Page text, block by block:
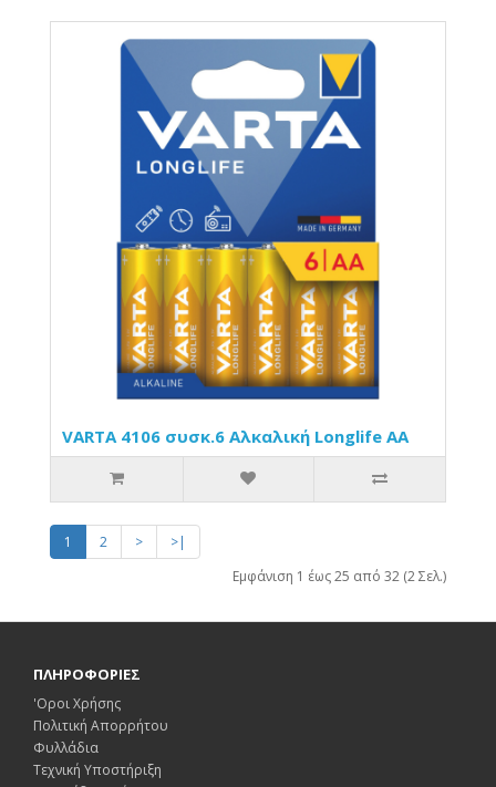
VARTA 4106 συσκ.6 Αλκαλική Longlife AA
1 2 >
>|
Εμφάνιση 1 έως 25 από 32 (2 Σελ.)
ΠΛΗΡΟΦΟΡΙΕΣ
'Οροι Χρήσης
Πολιτική Απορρήτου
Φυλλάδια
Τεχνική Υποστήριξη